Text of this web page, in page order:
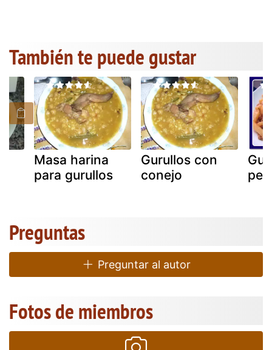
También te puede gustar
Masa harina
para gurullos
Gurullos con
conejo
Preguntas
Preguntar al autor
Fotos de miembros